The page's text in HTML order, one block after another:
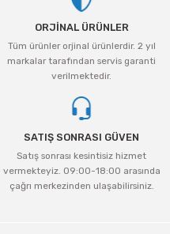
ORJİNAL ÜRÜNLER
Tüm ürünler orjinal ürünlerdir. 2 yıl
markalar tarafından servis garanti
verilmektedir.
SATIŞ SONRASI GÜVEN
Satış sonrası kesintisiz hizmet
vermekteyiz. 09:00-18:00 arasında
çağrı merkezinden ulaşabilirsiniz.